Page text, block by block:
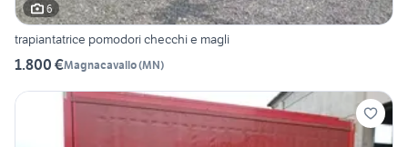
6
trapiantatrice pomodori checchi e magli
1.800 €Magnacavallo(MN)